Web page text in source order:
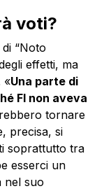
voti?
di “Noto
effetti, ma
«Una parte di
FI non aveva
tornare
precisa, si
soprattutto tra
esserci un
nel suo